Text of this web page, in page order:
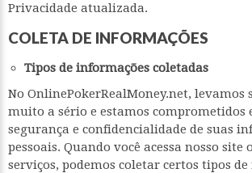
Privacidade atualizada.
COLETA DE INFORMAÇÕES
Tipos de informações coletadas
No OnlinePokerRealMoney.net, levamos
muito a sério e estamos comprometidos
segurança e confidencialidade de suas
pessoais. Quando você acessa nosso site
serviços, podemos coletar certos tipos